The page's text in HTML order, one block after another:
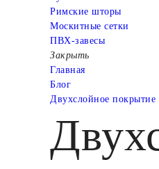
Римские шторы
Москитные сетки
ПВХ-завесы
Закрыть
Главная
Блог
Двухслойное покрытие